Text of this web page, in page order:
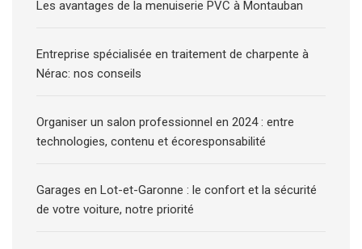
Les avantages de la menuiserie PVC à Montauban
Entreprise spécialisée en traitement de charpente à
Nérac: nos conseils
Organiser un salon professionnel en 2024 : entre
technologies, contenu et écoresponsabilité
Garages en Lot-et-Garonne : le confort et la sécurité
de votre voiture, notre priorité